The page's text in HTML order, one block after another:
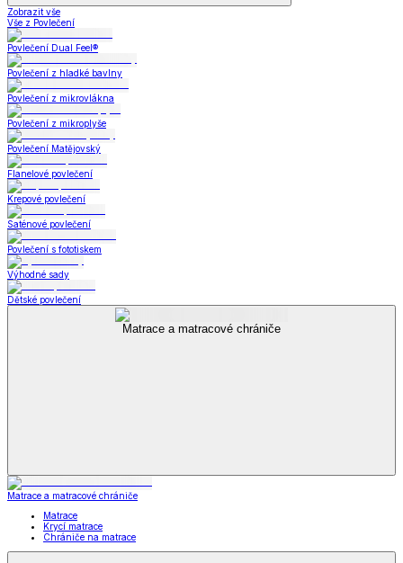
Zobrazit vše
Vše z Povlečení
Povlečení Dual Feel®
Povlečení z hladké bavlny
Povlečení z mikrovlákna
Povlečení z mikroplyše
Povlečení Matějovský
Flanelové povlečení
Krepové povlečení
Saténové povlečení
Povlečení s fototiskem
Výhodné sady
Dětské povlečení
Matrace a matracové chrániče
Matrace a matracové chrániče
Matrace
Krycí matrace
Chrániče na matrace